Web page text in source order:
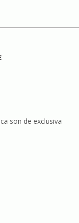
son de exclusiva